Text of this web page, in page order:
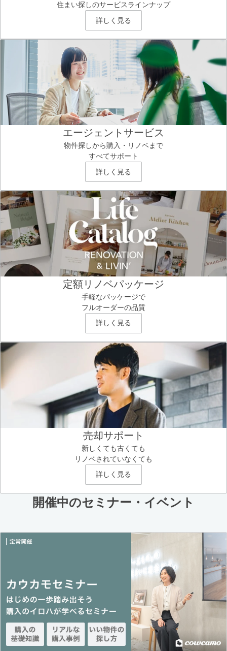
住まい探しのサービスラインナップ
詳しく見る
エージェントサービス
物件探しから購入・リノベまで
すべてサポート
詳しく見る
定額リノベパッケージ
手軽なパッケージで
フルオーダーの品質
詳しく見る
売却サポート
新しくても古くても
リノベされていなくても
詳しく見る
開催中のセミナー・イベント